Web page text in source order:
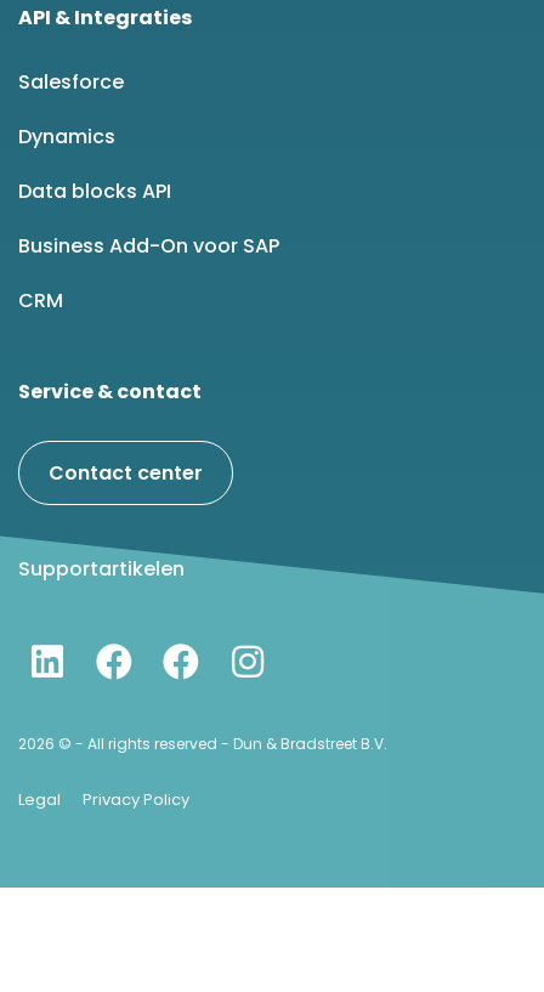
API & Integraties
Salesforce
Dynamics
Data blocks API
Business Add-On voor SAP
CRM
Service & contact
Contact center
Supportartikelen
2026 © - All rights reserved - Dun & Bradstreet B.V.
Legal Privacy Policy